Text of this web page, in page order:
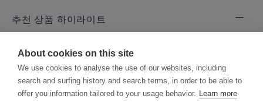
추천 상품 하이라이트
연락처 및 법적 고지
법적 고지
About cookies on this site
We use cookies to analyse the use of our websites, including
search and surfing history and search terms, in order to be able to
offer you information tailored to your usage behavior. Learn more